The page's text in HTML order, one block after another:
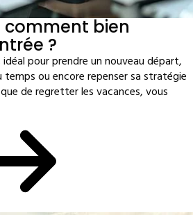
comment bien
?
pour prendre un nouveau départ,
temps ou encore repenser sa stratégie
de regretter les vacances, vous